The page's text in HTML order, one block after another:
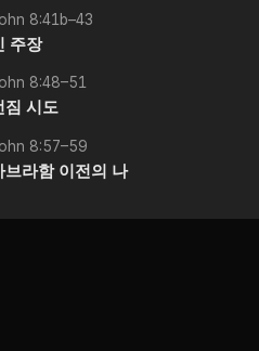
8:41b–43
주장
8:48–51
짐 시도
8:57–59
브라함 이전의 나